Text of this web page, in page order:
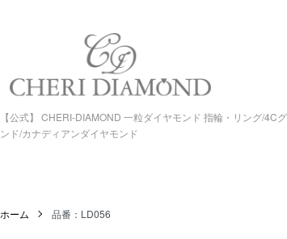
【公式】 CHERI-DIAMOND 一粒ダイヤモンド 指輪・リング/4C
ンド/カナディアンダイヤモンド
ホーム 品番：LD056